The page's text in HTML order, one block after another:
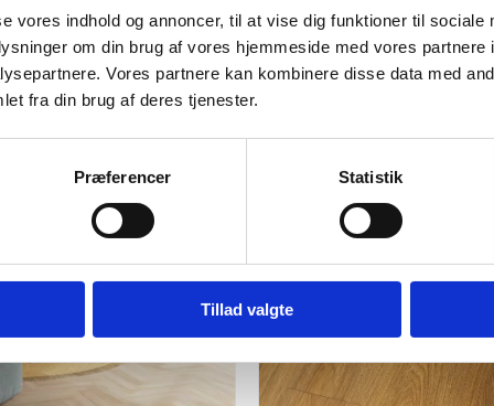
vores indhold og annoncer, til at vise dig funktioner til sociale
om din brug af vores hjemmeside med vores partnere
Vores partnere kan kombinere disse data med
fra din brug af deres tjenester.
Præferencer Statistik
Tillad valgte
Vinylgulv - Zenn Click
Sildeben - Orlando
kr.m2
Berry Alloc Vinylgulv -
Comfort 55 Sildeben - Oslo
479,00
Den
var:
479,00 kr..
389,00kr.
Den
er:
389,00 kr..
m2
-14%